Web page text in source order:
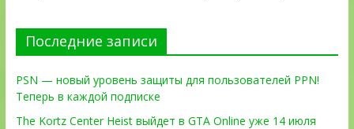
Последние записи
PSN — новый уровень защиты для пользователей PPN!
Теперь в каждой подписке
The Kortz Center Heist выйдет в GTA Online уже 14 июля